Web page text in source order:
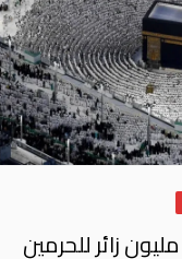
بالصور.. أكثر من 122 مليون زائر للحرمين